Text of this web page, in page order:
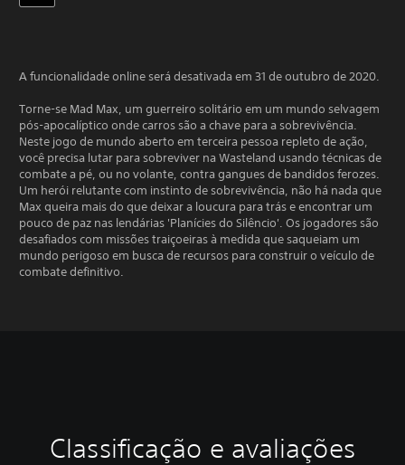
A funcionalidade online será desativada em 31 de outubro de 2020.
Torne-se Mad Max, um guerreiro solitário em um mundo selvagem
pós-apocalíptico onde carros são a chave para a sobrevivência.
Neste jogo de mundo aberto em terceira pessoa repleto de ação,
você precisa lutar para sobreviver na Wasteland usando técnicas de
combate a pé, ou no volante, contra gangues de bandidos ferozes.
Um herói relutante com instinto de sobrevivência, não há nada que
Max queira mais do que deixar a loucura para trás e encontrar um
pouco de paz nas lendárias 'Planícies do Silêncio'. Os jogadores são
desafiados com missões traiçoeiras à medida que saqueiam um
mundo perigoso em busca de recursos para construir o veículo de
combate definitivo.
Classificação e avaliações